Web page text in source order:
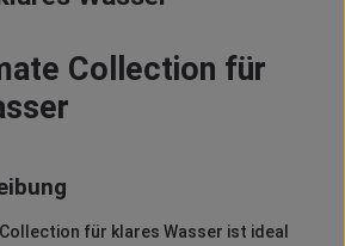
Collection für
für klares Wasser ist ideal